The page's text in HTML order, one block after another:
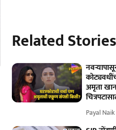
Related Stories
अमृता
Payal Naik